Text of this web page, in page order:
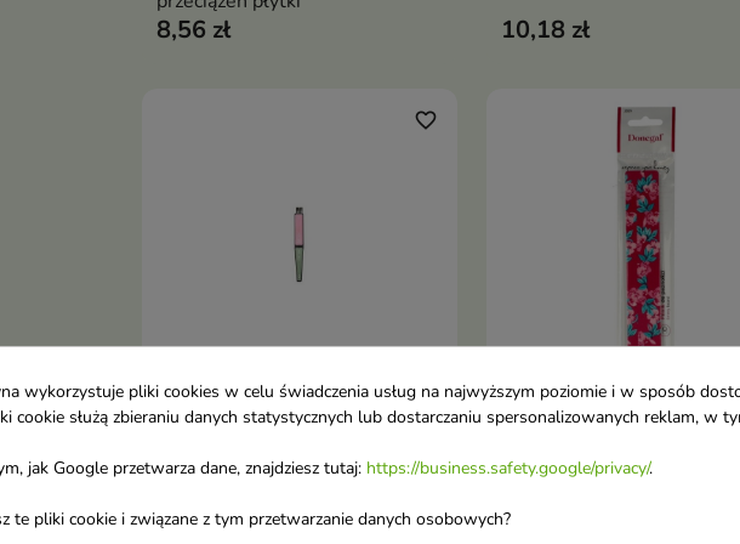
8,56 zł 10,18 zł
favorite_border
dwustronna z pędzelkiem 1
6,89 zł
120/120 1 sztuka
6,10 zł
wykorzystuje pliki cookies w celu świadczenia usług na najwyższym poziomie i w sposób
cookie służą zbieraniu danych statystycznych lub dostarczaniu spersonalizowanych reklam, w
jak Google przetwarza dane, znajdziesz tutaj: https://business.safety.google/privacy/.
te pliki cookie i związane z tym przetwarzanie danych osobowych?